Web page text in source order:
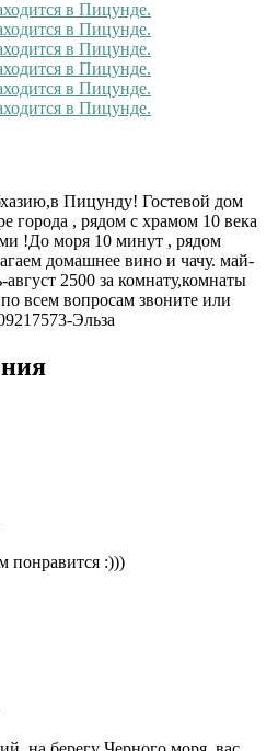
Пицунду! Гостевой дом
города , рядом с храмом 10 века
!До моря 10 минут , рядом
домашнее вино и чачу. май-
2500 за комнату,комнаты
всем вопросам звоните или
Эльза
понравится :)))